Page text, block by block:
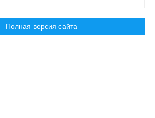
Полная версия сайта